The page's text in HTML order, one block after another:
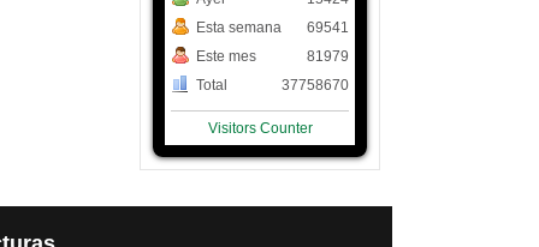
Esta semana
Este mes
Total
69541
81979
37758670
Visitors Counter